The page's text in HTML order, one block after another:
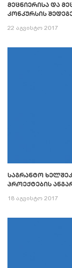
ᲛᲔᲪᲜᲘᲔᲠᲘᲡᲐ ᲓᲐ
ᲙᲝᲜᲙᲣᲠᲡᲘᲡ
22 აგვისტო 2017
ᲡᲐᲒᲠᲐᲜᲢᲝ
ᲞᲠᲝᲔᲥᲢᲔᲑᲘᲡ
18 აგვისტო 2017